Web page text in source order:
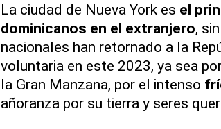
La ciudad de Nueva York es el
dominicanos en el extranjero,
nacionales han retornado a la
voluntaria en este 2023, ya sea
la Gran Manzana, por el intenso
añoranza por su tierra y seres